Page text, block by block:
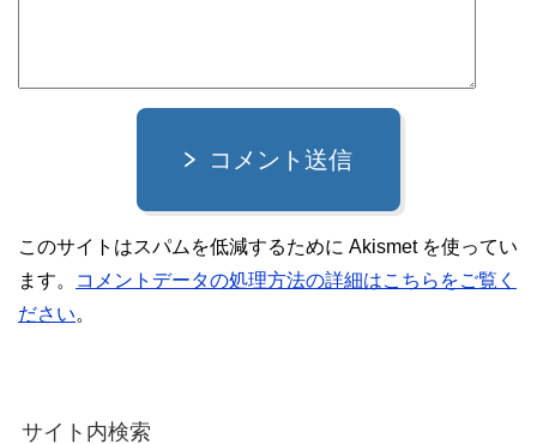
コメント送信
このサイトはスパムを低減するために Akismet を使ってい
ます。
コメントデータの処理方法の詳細はこちらをご覧く
ださい。
サイト内検索